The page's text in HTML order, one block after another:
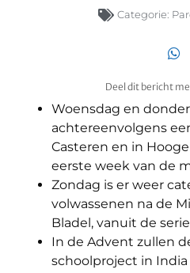
Categorie:
Deel dit bericht
Woensdag en
achtereenvolgens
Casteren en in
eerste week van de
Zondag is er weer
volwassenen na de
Bladel, vanuit de
In de Advent zullen
schoolproject in